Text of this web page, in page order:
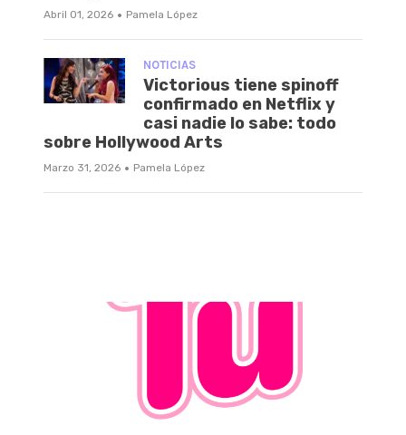
Abril 01, 2026 · Pamela López
NOTICIAS
Victorious tiene spinoff
confirmado en Netflix y
casi nadie lo sabe: todo
sobre Hollywood Arts
Marzo 31, 2026 · Pamela López